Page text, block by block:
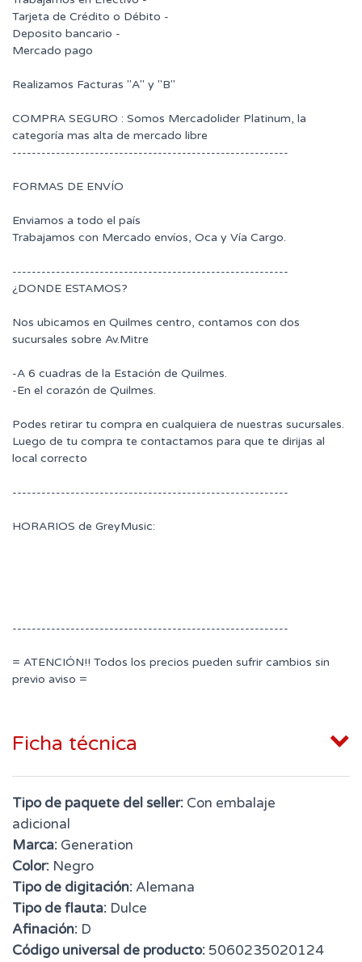
Tarjeta de Crédito o Débito -
Deposito bancario -
Mercado pago
Realizamos Facturas "A" y "B"
COMPRA SEGURO : Somos Mercadolider Platinum, la
categoría mas alta de mercado libre
---------------------------------------------------------
FORMAS DE ENVÍO
Enviamos a todo el país
Trabajamos con Mercado envíos, Oca y Vía Cargo.
---------------------------------------------------------
¿DONDE ESTAMOS?
Nos ubicamos en Quilmes centro, contamos con dos
sucursales sobre Av.Mitre
-A 6 cuadras de la Estación de Quilmes.
-En el corazón de Quilmes.
Podes retirar tu compra en cualquiera de nuestras sucursales.
Luego de tu compra te contactamos para que te dirijas al
local correcto
---------------------------------------------------------
HORARIOS de GreyMusic:
---------------------------------------------------------
= ATENCIÓN!! Todos los precios pueden sufrir cambios sin
previo aviso =
Ficha técnica
Tipo de paquete del seller: Con embalaje
adicional
Marca: Generation
Color: Negro
Tipo de digitación: Alemana
Tipo de flauta: Dulce
Afinación: D
Código universal de producto: 5060235020124